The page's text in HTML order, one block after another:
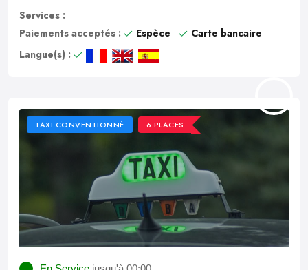
Services :
Paiements acceptés :
Espèce
Carte bancaire
Langue(s) :
TAXI CONVENTIONNÉ 6 PLACES